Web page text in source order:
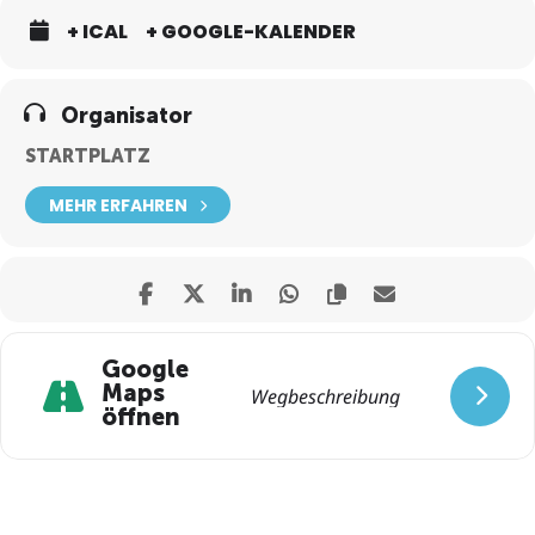
+ ICAL + GOOGLE-KALENDER
Organisator
STARTPLATZ
MEHR ERFAHREN
Google
Maps
öffnen